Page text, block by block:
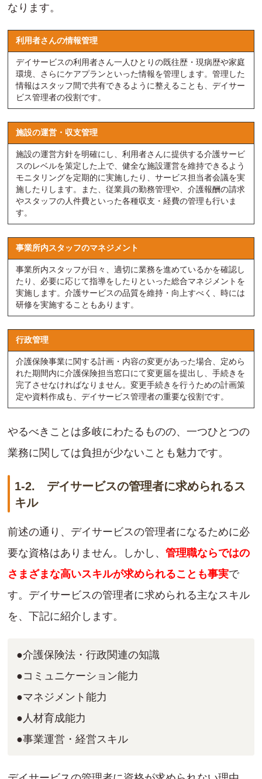
なります。
利用者さんの情報管理
デイサービスの利用者さん一人ひとりの既往歴・現病歴や家庭
環境、さらにケアプランといった情報を管理します。管理した
情報はスタッフ間で共有できるように整えることも、デイサー
ビス管理者の役割です。
施設の運営・収支管理
施設の運営方針を明確にし、利用者さんに提供する介護サービ
スのレベルを策定した上で、健全な施設運営を維持できるよう
モニタリングを定期的に実施したり、サービス担当者会議を実
施したりします。また、従業員の勤務管理や、介護報酬の請求
やスタッフの人件費といった各種収支・経費の管理も行いま
す。
事業所内スタッフのマネジメント
事業所内スタッフが日々、適切に業務を進めているかを確認し
たり、必要に応じて指導をしたりといった総合マネジメントを
実施します。介護サービスの品質を維持・向上すべく、時には
研修を実施することもあります。
行政管理
介護保険事業に関する計画・内容の変更があった場合、定めら
れた期間内に介護保険担当窓口にて変更届を提出し、手続きを
完了させなければなりません。変更手続きを行うための計画策
定や資料作成も、デイサービス管理者の重要な役割です。
やるべきことは多岐にわたるものの、一つひとつの
業務に関しては負担が少ないことも魅力です。
1-2. デイサービスの管理者に求められるス
キル
前述の通り、デイサービスの管理者になるために必
要な資格はありません。しかし、 管理職ならではの
さまざまな高いスキルが求められることも事実で
す。デイサービスの管理者に求められる主なスキル
を、下記に紹介します。
●介護保険法・行政関連の知識
●コミュニケーション能力
●マネジメント能力
●人材育成能力
●事業運営・経営スキル